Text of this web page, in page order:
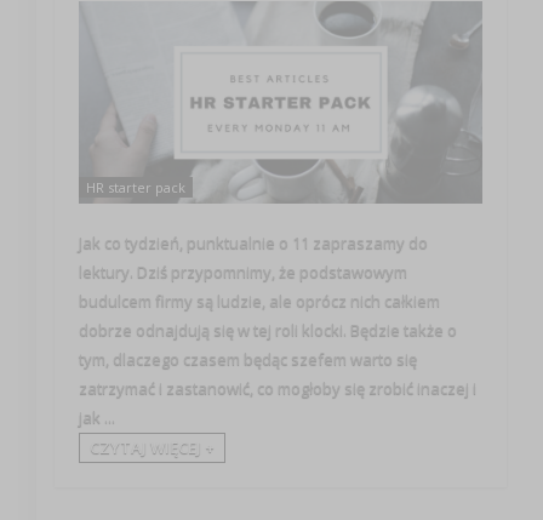
HR starter pack
Jak co tydzień, punktualnie o 11 zapraszamy do
lektury. Dziś przypomnimy, że podstawowym
budulcem firmy są ludzie, ale oprócz nich całkiem
dobrze odnajdują się w tej roli klocki. Będzie także o
tym, dlaczego czasem będąc szefem warto się
zatrzymać i zastanowić, co mogłoby się zrobić inaczej i
jak ...
CZYTAJ WIĘCEJ +